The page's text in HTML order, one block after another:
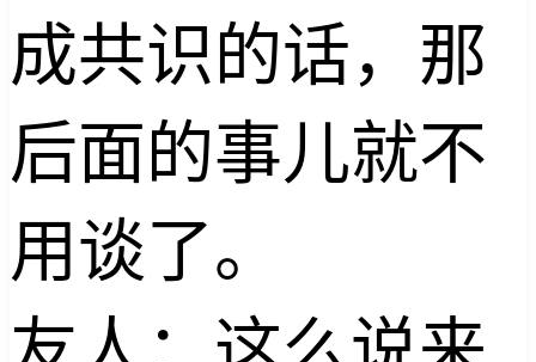
成共识的话，那
后面的事儿就不
用谈了。